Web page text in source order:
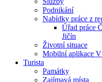
Podnikání
Nabídky práce z
Úřad práce
Jičín
Životní situace
Mobilní aplikace
Turista
Památky
Zajímavá místa